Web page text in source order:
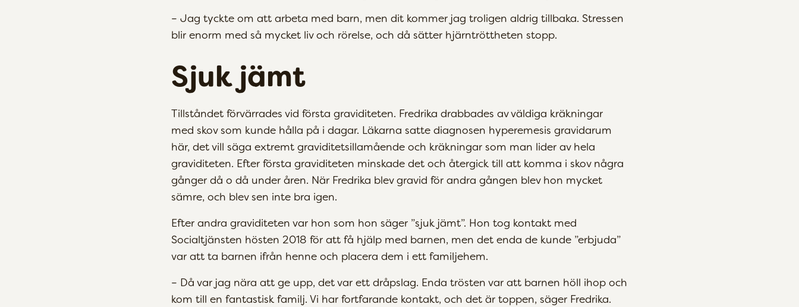
– Jag tyckte om att arbeta med barn, men dit kommer jag troligen aldrig tillbaka. Stressen
blir enorm med så mycket liv och rörelse, och då sätter hjärntröttheten stopp.
Sjuk jämt
Tillståndet förvärrades vid första graviditeten. Fredrika drabbades av väldiga kräkningar
med skov som kunde hålla på i dagar. Läkarna satte diagnosen hyperemesis gravidarum
här, det vill säga extremt graviditetsillamående och kräkningar som man lider av hela
graviditeten. Efter första graviditeten minskade det och återgick till att komma i skov några
gånger då o då under åren. När Fredrika blev gravid för andra gången blev hon mycket
sämre, och blev sen inte bra igen.
Efter andra graviditeten var hon som hon säger ”sjuk jämt”. Hon tog kontakt med
Socialtjänsten hösten 2018 för att få hjälp med barnen, men det enda de kunde ”erbjuda”
var att ta barnen ifrån henne och placera dem i ett familjehem.
– Då var jag nära att ge upp, det var ett dråpslag. Enda trösten var att barnen höll ihop och
kom till en fantastisk familj. Vi har fortfarande kontakt, och det är toppen, säger Fredrika.